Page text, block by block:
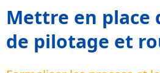
Mettre en place
de pilotage et